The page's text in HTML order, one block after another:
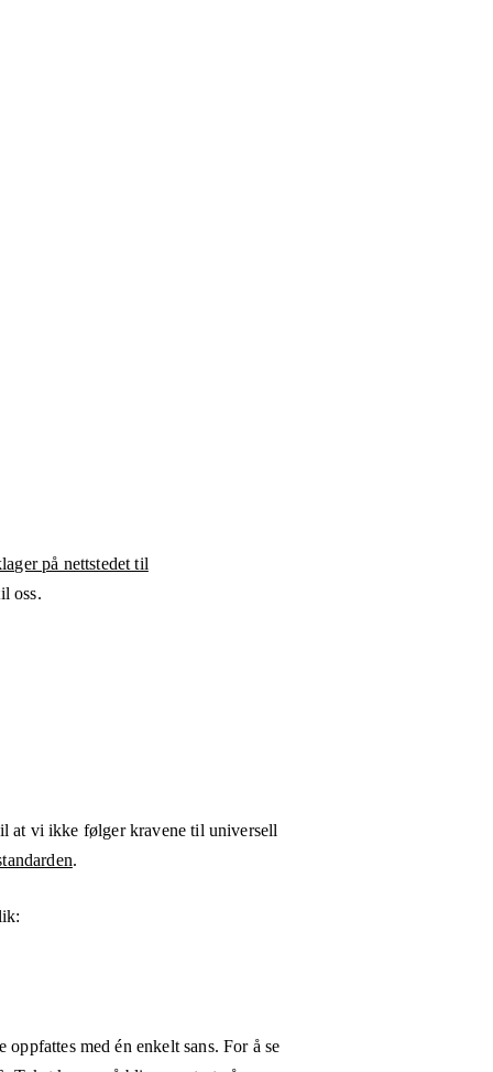
på nettstedet til
oss.
at vi ikke følger kravene til universell
.
med én enkelt sans. For å se